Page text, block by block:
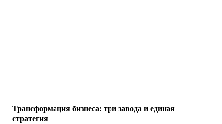
Трансформация бизнеса: три завода и единая
стратегия